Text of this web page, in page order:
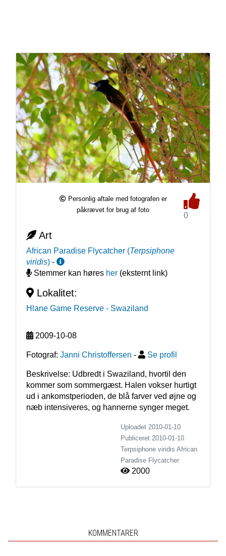
Personlig aftale med fotografen er
påkrævet for brug af foto
0
Art
African Paradise Flycatcher (Terpsiphone
viridis) -
Stemmer kan høres her(eksternt link)
Lokalitet:
Hlane Game Reserve - Swaziland
2009-10-08
Fotograf: Janni Christoffersen - Se profil
Beskrivelse: Udbredt i Swaziland, hvortil den
kommer som sommergæst. Halen vokser hurtigt
ud i ankomstperioden, de blå farver ved øjne og
næb intensiveres, og hannerne synger meget.
Uploadet 2010-01-10
Publiceret 2010-01-10
Terpsiphone viridis African
Paradise Flycatcher
2000
KOMMENTARER